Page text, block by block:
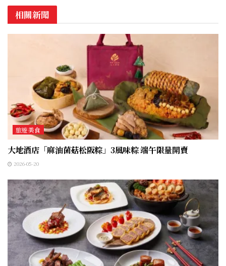
相關新聞
旅遊美食
大地酒店「麻油菌菇松阪粽」3風味粽 端午限量開賣
2026-05-20